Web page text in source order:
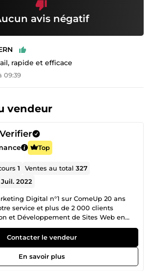
avis négatif
rapide et efficace
09:39
vendeur
Top
1 Ventes au total327
Juil. 2022
Digital n°1 sur ComeUp 20 ans
service et plus de 2 000 clients
et Développement de Sites Web en
codés Sur-Mesure : ✅ Sites Carte de
✅ Sites E-Commerces ✅ Sites
🎖️ Certification WIX / Wordpress /
/ Woocommerce / Laravel et Joomla!
avec Emails 100% Valides
Contacter le vendeur
En savoir plus